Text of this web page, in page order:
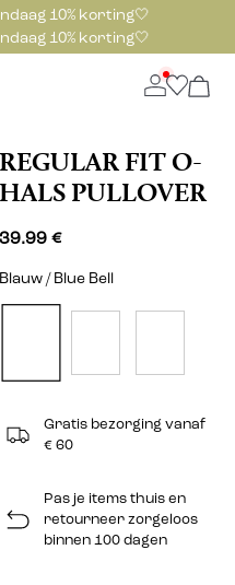
10% korting🤍
10% korting🤍
REGULAR FIT O-
HALS PULLOVER
39.99 €
Blauw / Blue Bell
Gratis bezorging vanaf
€ 60
Pas je items thuis en
retourneer zorgeloos
binnen 100 dagen